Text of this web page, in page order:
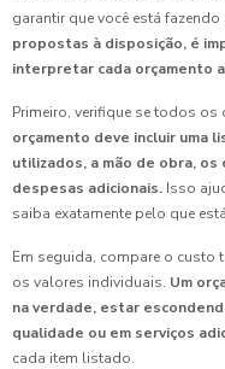
garantir que você está
propostas à disposição, é
interpretar cada orçamento
Primeiro, verifique se todos
orçamento deve incluir uma
utilizados, a mão de obra,
despesas adicionais. Isso
saiba exatamente pelo que
Em seguida, compare o
os valores individuais. Um
na verdade, estar
qualidade ou em serviços
cada item listado.